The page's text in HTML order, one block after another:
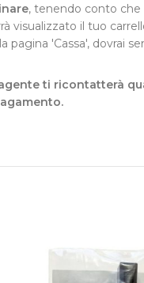
, tenendo conto
visualizzato il tuo
pagina 'Cassa', dovrai
ti ricontatterà